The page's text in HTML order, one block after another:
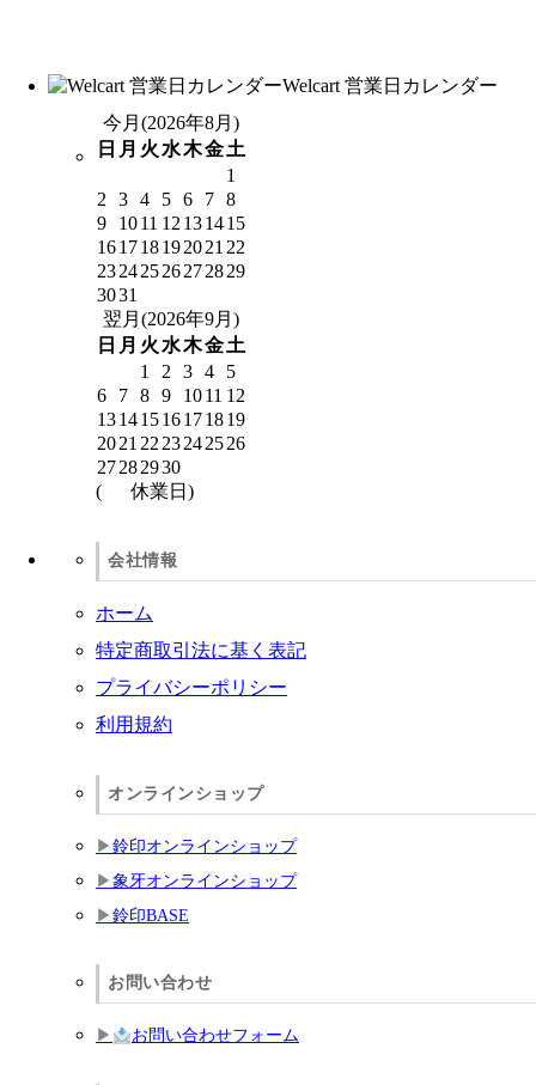
Welcart 営業日カレンダー
今月(2026年8月)
日 月 火 水木金土
1
2
3 4 5 6 7 8
9
1011 12 131415
161718192021 22
23242526272829
3031
翌月(2026年9月)
日 月 火 水木金土
1
2 3 4
5
6
7 8 9 1011 12
13141516171819
2021 22 23242526
27282930
(
休業日)
会社情報
ホーム
特定商取引法に基く表記
プライバシーポリシー
利用規約
オンラインショップ
鈴印オンラインショップ
象牙オンラインショップ
鈴印BASE
お問い合わせ
お問い合わせフォーム